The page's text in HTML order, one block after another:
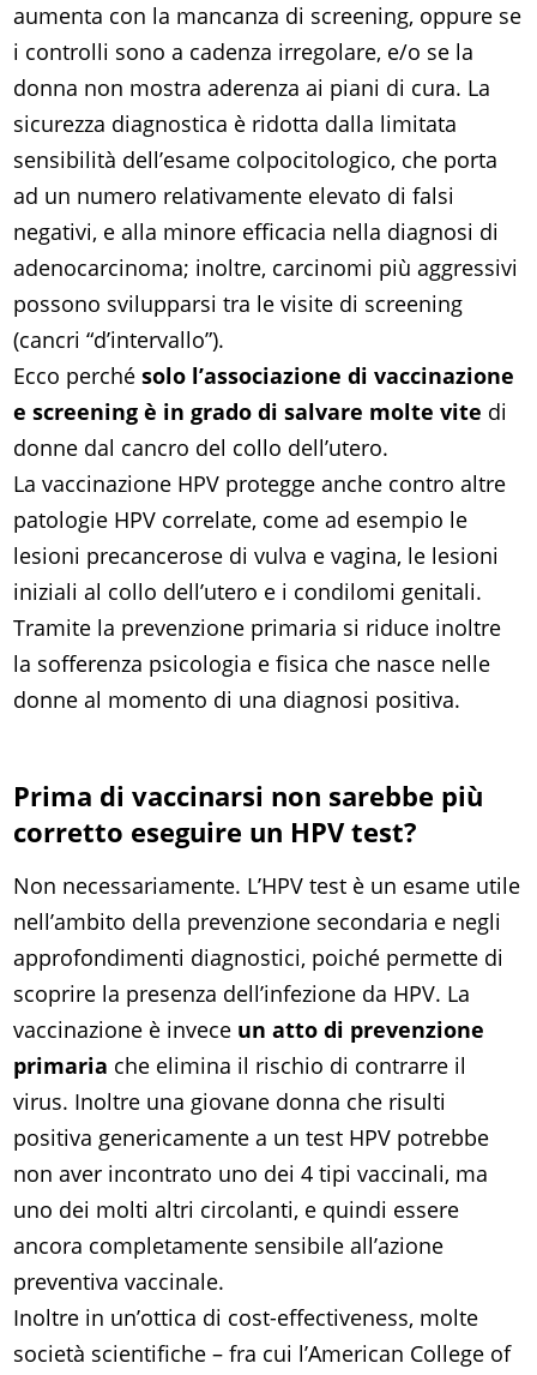
aumenta con la mancanza di screening, oppure se
i controlli sono a cadenza irregolare, e/o se la
donna non mostra aderenza ai piani di cura. La
sicurezza diagnostica è ridotta dalla limitata
sensibilità dell’esame colpocitologico, che porta
ad un numero relativamente elevato di falsi
negativi, e alla minore efficacia nella diagnosi di
adenocarcinoma; inoltre, carcinomi più aggressivi
possono svilupparsi tra le visite di screening
(cancri “d’intervallo”).
Ecco perchésolo l’associazione di vaccinazione
e screening è in grado di salvare molte vite di
donne dal cancro del collo dell’utero.
La vaccinazione HPV protegge anche contro altre
patologie HPV correlate, come ad esempio le
lesioni precancerose di vulva e vagina, le lesioni
iniziali al collo dell’utero e i condilomi genitali.
Tramite la prevenzione primaria si riduce inoltre
la sofferenza psicologia e fisica che nasce nelle
donne al momento di una diagnosi positiva.
Prima di vaccinarsi non sarebbe più
corretto eseguire un HPV test?
Non necessariamente. L’HPV test è un esame utile
nell’ambito della prevenzione secondaria e negli
approfondimenti diagnostici, poiché permette di
scoprire la presenza dell’infezione da HPV. La
vaccinazione è invece un atto di prevenzione
primaria che elimina il rischio di contrarre il
virus. Inoltre una giovane donna che risulti
positiva genericamente a un test HPV potrebbe
non aver incontrato uno dei 4 tipi vaccinali, ma
uno dei molti altri circolanti, e quindi essere
ancora completamente sensibile all’azione
preventiva vaccinale.
Inoltre in un’ottica di cost-effectiveness, molte
società scientifiche – fra cui l’American College of